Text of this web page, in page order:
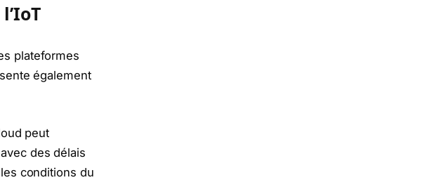
plateformes
également
peut
des délais
conditions du